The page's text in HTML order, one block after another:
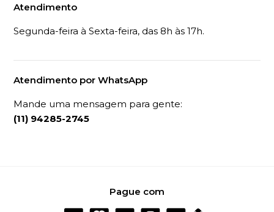
Atendimento
Segunda-feira à Sexta-feira, das 8h às 17h.
Atendimento por WhatsApp
Mande uma mensagem para gente:
(11) 94285-2745
Pague com